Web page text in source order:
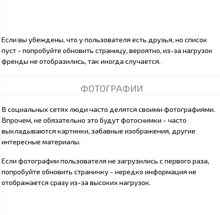
Если вы убеждены, что у пользователя есть друзья, но список
пуст - попробуйте обновить страницу, вероятно, из-за нагрузок
френды не отобразились, так иногда случается.
ФОТОГРАФИИ
В социальных сетях люди часто делятся своими фотографиями.
Впрочем, не обязательно это будут фотоснимки - часто
выкладываются картинки, забавные изображения, другие
интересные материалы.
Если фотографии пользователя не загрузились с первого раза,
попробуйте обновить страничку - нередко информация не
отображается сразу из-за высоких нагрузок.